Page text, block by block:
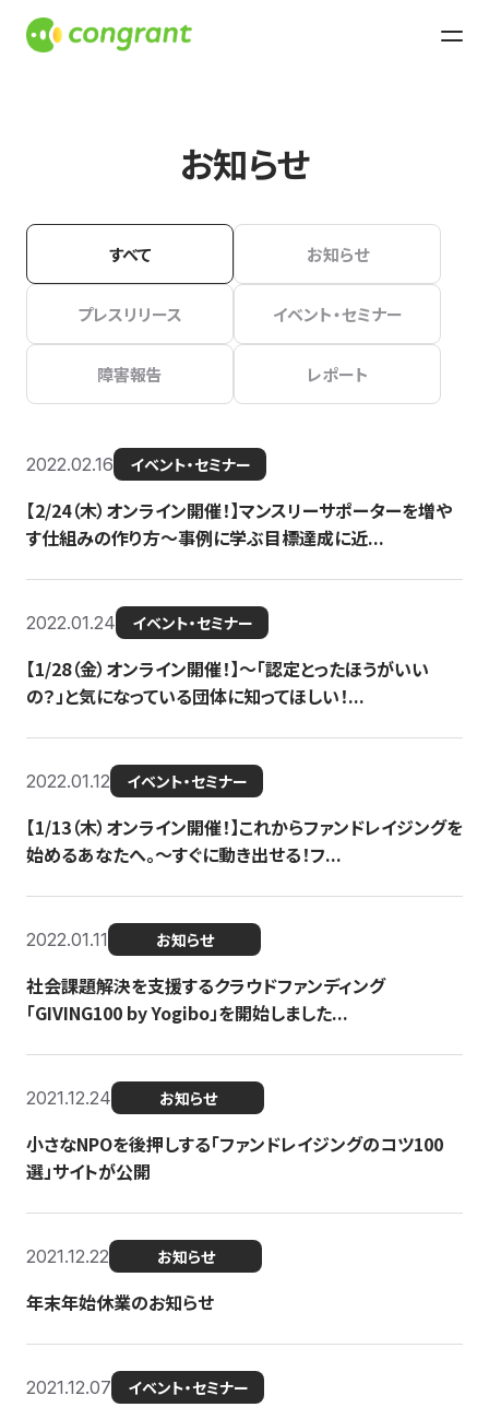
お知らせ
すべて お知らせ
プレスリリース イベント・セミナー
障害報告 レポート
2022.02.16 イベント・セミナー
【2/24（木）オンライン開催！】マンスリーサポーターを増や
す仕組みの作り方〜事例に学ぶ目標達成に近...
2022.01.24 イベント・セミナー
【1/28（金）オンライン開催！】〜「認定とったほうがいい
の？」と気になっている団体に知ってほしい！...
2022.01.12 イベント・セミナー
【1/13（木）オンライン開催！】これからファンドレイジングを
始めるあなたへ。〜すぐに動き出せる！フ...
2022.01.11 お知らせ
社会課題解決を支援するクラウドファンディング
「GIVING100 by Yogibo」を開始しました...
2021.12.24 お知らせ
小さなNPOを後押しする「ファンドレイジングのコツ100
選」サイトが公開
2021.12.22 お知らせ
年末年始休業のお知らせ
2021.12.07 イベント・セミナー